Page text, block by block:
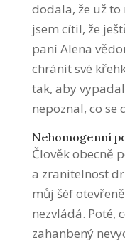
dodala, že už
jsem cítil, že
paní Alena
chránit své
tak, aby
nepoznal, co se
Nehomogenní
Člověk obecně
a zranitelnost
můj šéf
nezvládá. Poté,
zahanbený